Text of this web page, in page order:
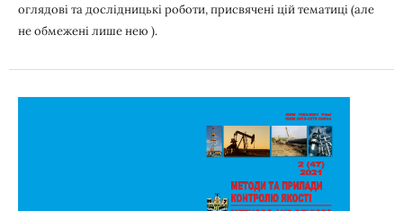
оглядові та дослідницькі роботи, присвячені цій тематиці (але
не обмежені лише нею ).